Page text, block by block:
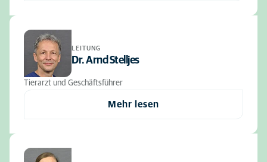
LEITUNG
Dr. Arnd Stelljes
Tierarzt und Geschäftsführer
Mehr lesen